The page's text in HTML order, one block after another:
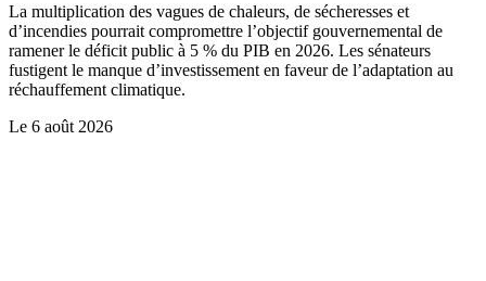
La multiplication des vagues de chaleurs, de sécheresses et
d’incendies pourrait compromettre l’objectif gouvernemental de
ramener le déficit public à 5 % du PIB en 2026. Les sénateurs
fustigent le manque d’investissement en faveur de l’adaptation au
réchauffement climatique.
Le 6 août 2026